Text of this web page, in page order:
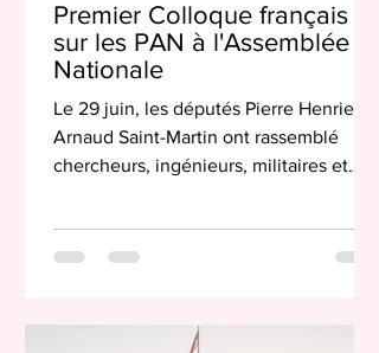
Premier Colloque français
sur les PAN à l'Assemblée
Nationale
Le 29 juin, les députés Pierre Henriet et
Arnaud Saint-Martin ont rassemblé
chercheurs, ingénieurs, militaires et
français. Membres de l’Office
(OPECST), Pierre Henriet (Horizons) et